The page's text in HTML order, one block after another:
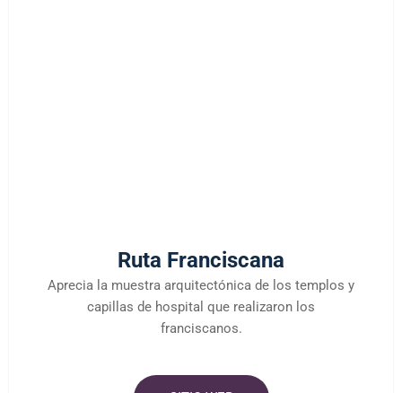
Ruta Franciscana
Aprecia la muestra arquitectónica de los templos y
capillas de hospital que realizaron los
franciscanos.